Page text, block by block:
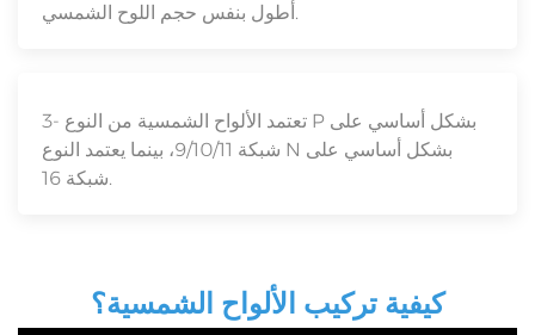
أطول بنفس حجم اللوح الشمسي.
3- تعتمد الألواح الشمسية من النوع P بشكل أساسي على
شبكة 9/10/11، بينما يعتمد النوع N بشكل أساسي على
شبكة 16.
كيفية تركيب الألواح الشمسية؟